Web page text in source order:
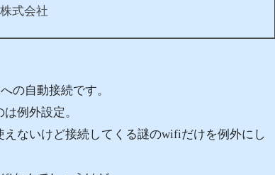
式会社
の自動接続です。
例外設定。
ないけど接続してくる謎のwifiだけを例外にし